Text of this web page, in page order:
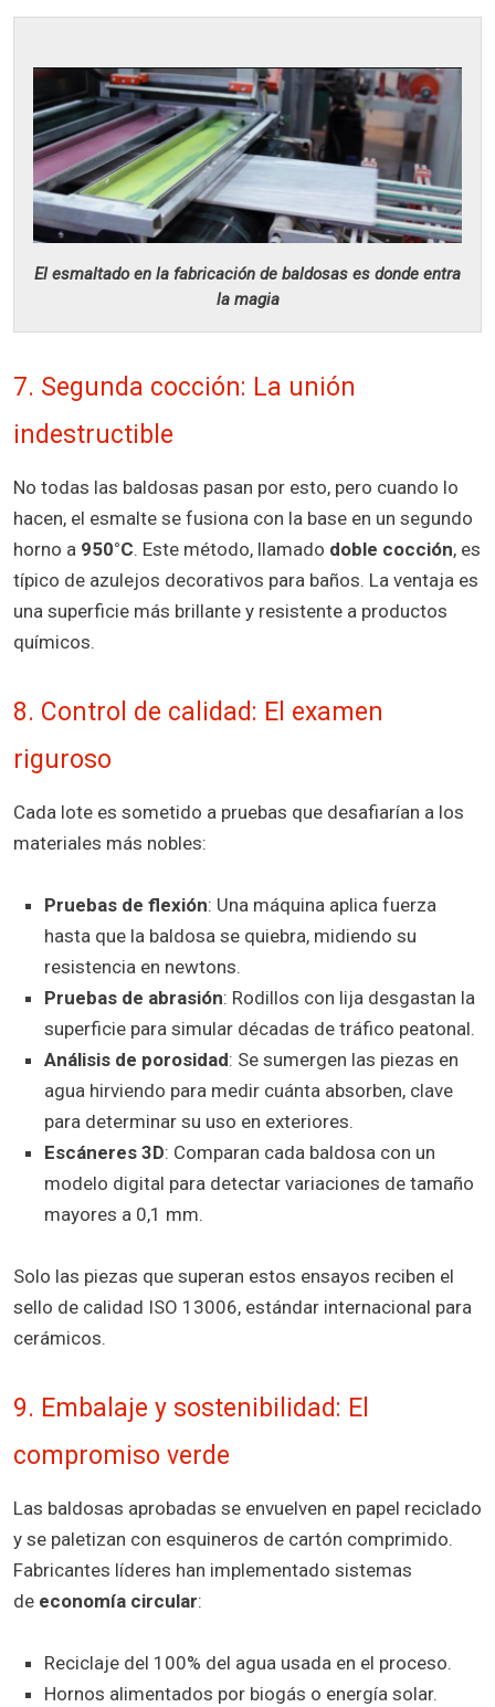
El esmaltado en la fabricación de baldosas es donde entra
la magia
7. Segunda cocción: La unión
indestructible
No todas las baldosas pasan por esto, pero cuando lo
hacen, el esmalte se fusiona con la base en un segundo
horno a 950°C. Este método, llamado doble cocción, es
típico de azulejos decorativos para baños. La ventaja es
una superficie más brillante y resistente a productos
químicos.
8. Control de calidad: El examen
riguroso
Cada lote es sometido a pruebas que desafiarían a los
materiales más nobles:
Pruebas de flexión: Una máquina aplica fuerza
hasta que la baldosa se quiebra, midiendo su
resistencia en newtons.
Pruebas de abrasión: Rodillos con lija desgastan la
superficie para simular décadas de tráfico peatonal.
Análisis de porosidad: Se sumergen las piezas en
agua hirviendo para medir cuánta absorben, clave
para determinar su uso en exteriores.
Escáneres 3D: Comparan cada baldosa con un
modelo digital para detectar variaciones de tamaño
mayores a 0,1 mm.
Solo las piezas que superan estos ensayos reciben el
sello de calidad ISO 13006, estándar internacional para
cerámicos.
9. Embalaje y sostenibilidad: El
compromiso verde
Las baldosas aprobadas se envuelven en papel reciclado
y se paletizan con esquineros de cartón comprimido.
Fabricantes líderes han implementado sistemas
de economía circular:
Reciclaje del 100% del agua usada en el proceso.
Hornos alimentados por biogás o energía solar.